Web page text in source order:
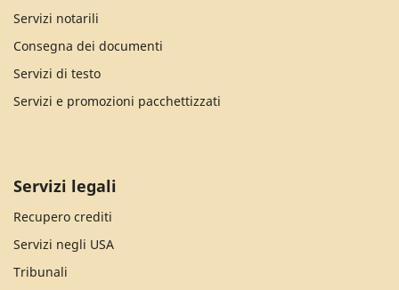
Servizi notarili
Consegna dei documenti
Servizi di testo
Servizi e promozioni pacchettizzati
Servizi legali
Recupero crediti
Servizi negli USA
Tribunali